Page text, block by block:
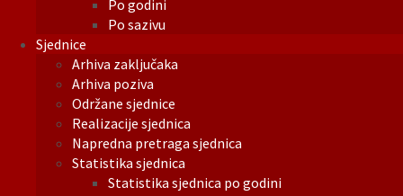
Po godini
Po sazivu
Sjednice
Arhiva zaključaka
Arhiva poziva
Održane sjednice
Realizacije sjednica
Napredna pretraga sjednica
Statistika sjednica
Statistika sjednica po godini